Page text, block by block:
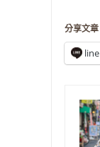
分享文章
line